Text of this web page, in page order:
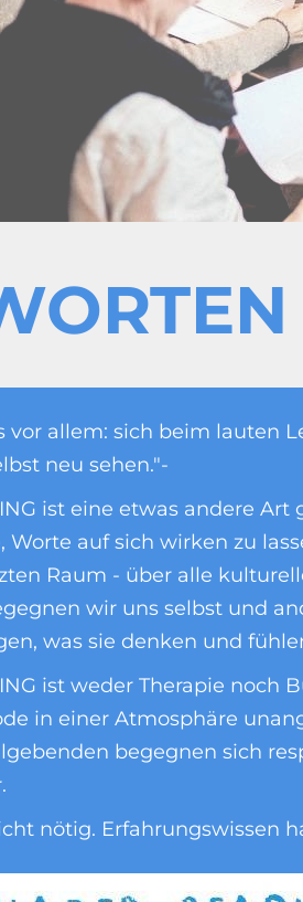
vor allem: sich beim lauten
neu sehen."-
ist eine etwas andere
Worte auf sich wirken zu
Raum - über alle
wir uns selbst und
was sie denken und
ist weder Therapie
in einer Atmosphäre
begegnen sich
nötig. Erfahrungswissen